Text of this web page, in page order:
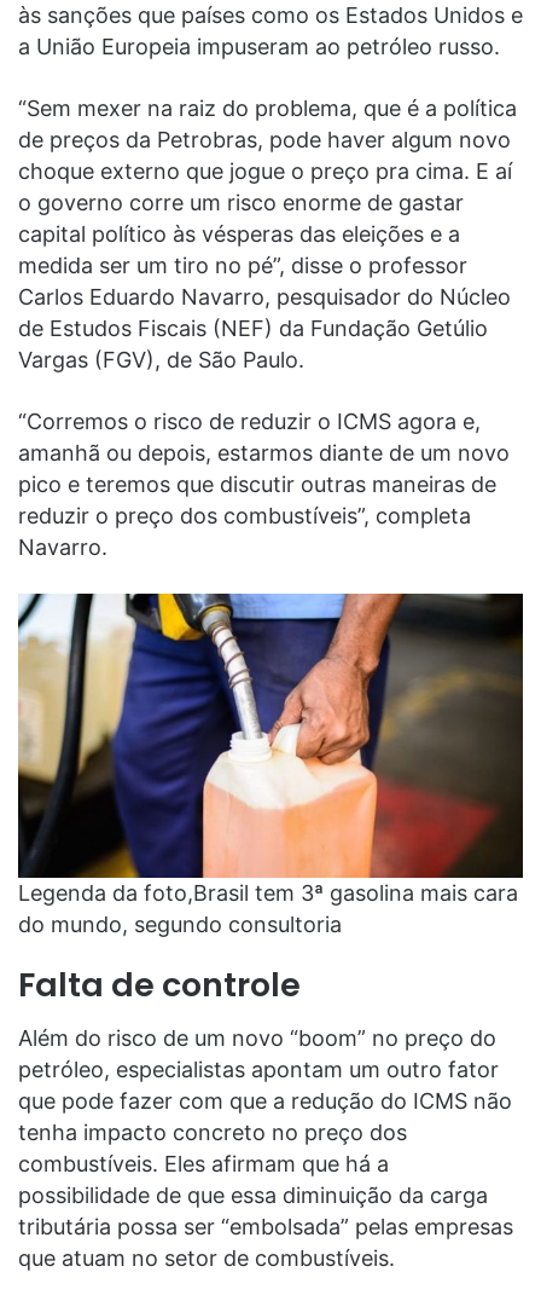
às sanções que países como os Estados Unidos e
a União Europeia impuseram ao petróleo russo.
“Sem mexer na raiz do problema, que é a política
de preços da Petrobras, pode haver algum novo
choque externo que jogue o preço pra cima. E aí
o governo corre um risco enorme de gastar
capital político às vésperas das eleições e a
medida ser um tiro no pé”, disse o professor
Carlos Eduardo Navarro, pesquisador do Núcleo
de Estudos Fiscais (NEF) da Fundação Getúlio
Vargas (FGV), de São Paulo.
“Corremos o risco de reduzir o ICMS agora e,
amanhã ou depois, estarmos diante de um novo
pico e teremos que discutir outras maneiras de
reduzir o preço dos combustíveis”, completa
Navarro.
Legenda da foto,Brasil tem 3ª gasolina mais cara
do mundo, segundo consultoria
Falta de controle
Além do risco de um novo “boom” no preço do
petróleo, especialistas apontam um outro fator
que pode fazer com que a redução do ICMS não
tenha impacto concreto no preço dos
combustíveis. Eles afirmam que há a
possibilidade de que essa diminuição da carga
tributária possa ser “embolsada” pelas empresas
que atuam no setor de combustíveis.